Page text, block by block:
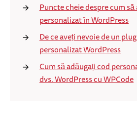
Puncte cheie despre cum
personalizat în WordPress
De ce aveți nevoie de un
personalizat WordPress
Cum să adăugați cod
dvs. WordPress cu WPCode